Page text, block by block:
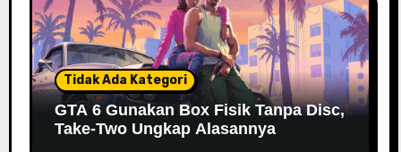
Tidak Ada Kategori
GTA 6 Gunakan Box Fisik Tanpa Disc,
Take-Two Ungkap Alasannya